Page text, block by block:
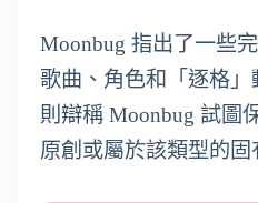
Moonbug 指出了一些
歌曲、角色和「逐格」
則辯稱 Moonbug 試圖
原創或屬於該類型的固